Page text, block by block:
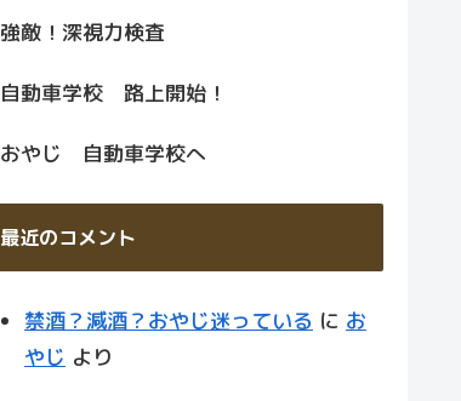
強敵！深視力検査
自動車学校 路上開始！
おやじ 自動車学校へ
最近のコメント
禁酒？減酒？おやじ迷っている に お
やじ より